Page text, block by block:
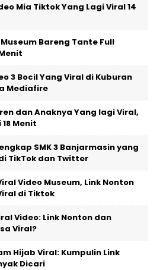
Mia Tiktok Yang Lagi Viral 14
Bareng Tante Full
3 Bocil Yang Viral di Kuburan
Mediafire
dan Anaknya Yang lagi Viral,
Menit
SMK 3 Banjarmasin yang
TikTok dan Twitter
Video Museum, Link Nonton
di Tiktok
Video: Link Nonton dan
Viral?
Hijab Viral: Kumpulin Link
Dicari